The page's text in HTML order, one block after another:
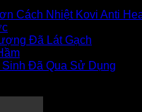
Cách Nhiệt Kovi Anti
Đã Lát Gạch
Đã Qua Sử Dụng